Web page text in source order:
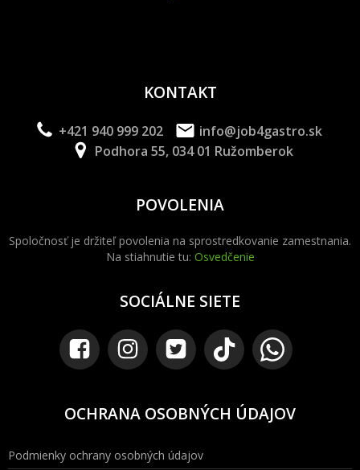
KONTAKT
+421 940 999 202
info@job4gastro.sk
Podhora 55, 034 01 Ružomberok
POVOLENIA
Spoločnosť je držiteľ povolenia na sprostredkovanie zamestnania.
Na stiahnutie tu: Osvedčenie
SOCIÁLNE SIETE
OCHRANA OSOBNÝCH ÚDAJOV
Podmienky ochrany osobných údajov